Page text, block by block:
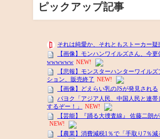
ピックアップ記事